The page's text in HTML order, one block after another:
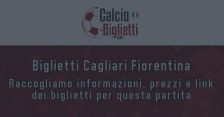
Biglietti Cagliari Fiorentina
Raccogliamo informazioni, prezzi e link
dei biglietti per questa partita